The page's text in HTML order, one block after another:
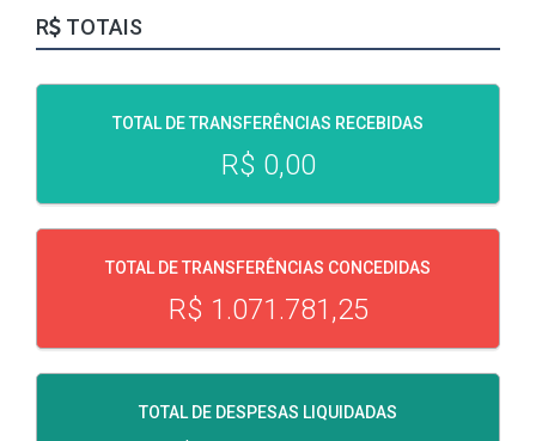
R TOTAIS
TOTAL DE TRANSFERÊNCIAS RECEBIDAS
R$ 0,00
TOTAL DE TRANSFERÊNCIAS CONCEDIDAS
R$ 1.071.781,25
TOTAL DE DESPESAS LIQUIDADAS